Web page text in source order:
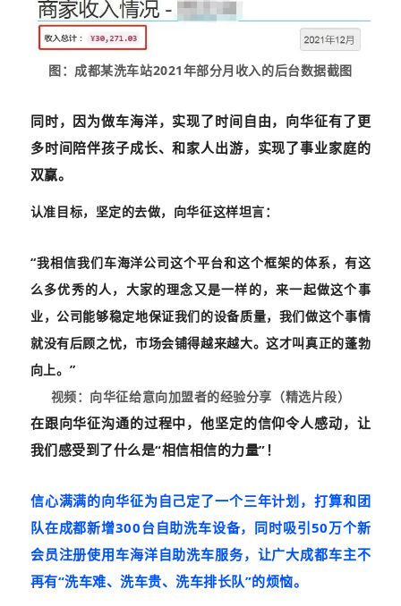
图： 成都某洗车站2021年部分月收入的后台数据截图
同时，因为做车海洋，实现了时间自由，向华征有了更
多时间陪伴孩子成长、和家人出游，实现了事业家庭的
双赢。
认准目标，坚定的去做，向华征这样坦言：
“我相信我们车海洋公司这个平台和这个框架的体系，有这
么多优秀的人，大家的理念又是一样的，来一起做这个事
业，公司能够稳定地保证我们的设备质量，我们做这个事情
就没有后顾之忧，市场会铺得越来越大。这才叫真正的蓬勃
向上。”
视频：向华征给意向加盟者的经验分享（精选片段）
在跟向华征沟通的过程中，他坚定的信仰令人感动，让
我们感受到了什么是“相信相信的力量”！
信心满满的向华征为自己定了一个三年计划，打算和团
队在成都新增300台自助洗车设备，同时吸引50万个新
会员注册使用车海洋自助洗车服务，让广大成都车主不
再有“洗车难、洗车贵、洗车排长队”的烦恼。